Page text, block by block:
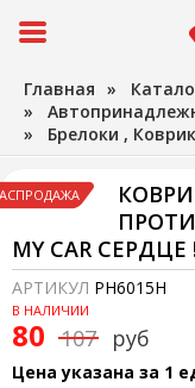
Главная »
»
» Брелоки ,
MY CAR
АРТИКУЛ PH6015H
В НАЛИЧИИ
80 107 руб
Цена указана за 1